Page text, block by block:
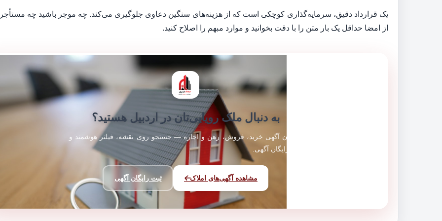
یک قرارداد دقیق، سرمایه‌گذاری کوچکی است که از هزینه‌های سنگین دعاوی جلوگیری می‌کند. چه موجر باشید چه
از امضا حداقل یک بار متن را با دقت بخوانید و موارد مبهم را اصلاح کنید.
به دنبال ملک رویایی‌تان در اردبیل هستید؟
هزاران آگهی خرید، فروش، رهن و اجاره — جستجو روی نقشه، فیلتر هوشمند و
ثبت رایگان آگهی.
مشاهده آگهی‌های املاک ثبت رایگان آگهی